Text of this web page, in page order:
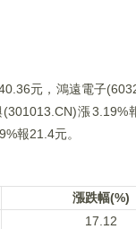
元，鴻遠電子
漲
報21.4元。
漲跌幅(%)
17.12